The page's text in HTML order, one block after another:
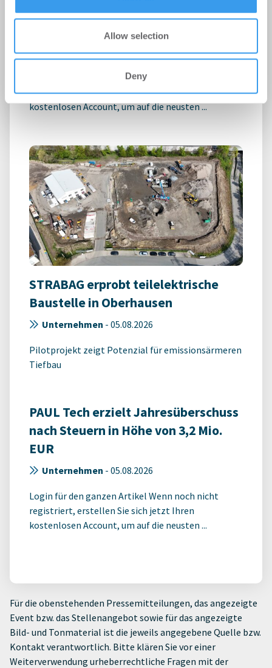
Allow selection
Deny
Unsicherheitsfaktoren dämpfen die
Nachfrageerholung
Unternehmen-06.08.2026
Login für den ganzen Artikel Wenn noch nicht
registriert, erstellen Sie sich jetzt Ihren
kostenlosen Account, um auf die neusten ...
STRABAG erprobt teilelektrische
Baustelle in Oberhausen
Unternehmen - 05.08.2026
Pilotprojekt zeigt Potenzial für emissionsärmeren
Tiefbau
PAUL Tech erzielt Jahresüberschuss
nach Steuern in Höhe von 3,2 Mio.
EUR
Unternehmen - 05.08.2026
Login für den ganzen Artikel Wenn noch nicht
registriert, erstellen Sie sich jetzt Ihren
kostenlosen Account, um auf die neusten ...
Für die obenstehenden Pressemitteilungen, das angezeigte
Event bzw. das Stellenangebot sowie für das angezeigte
Bild- und Tonmaterial ist die jeweils angegebene Quelle bzw.
Kontakt verantwortlich. Bitte klären Sie vor einer
Weiterverwendung urheberrechtliche Fragen mit der